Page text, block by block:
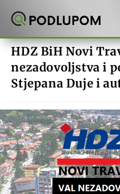
HDZ BiH Novi
nezadovoljstva i
Stjepana Duje i